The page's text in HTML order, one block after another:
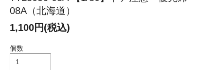
08A（北海道）
1,100円(税込)
個数